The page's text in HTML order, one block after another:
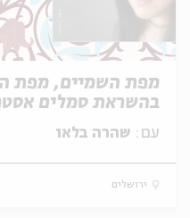
מפת השמיים, מפת
בהשראת סמלים
עם: שהרה בלאו
ירושלים